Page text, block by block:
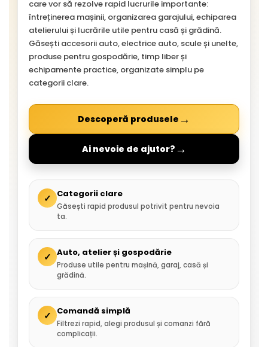
care vor să rezolve rapid lucrurile importante:
întreținerea mașinii, organizarea garajului, echiparea
atelierului și lucrările utile pentru casă și grădină.
Găsești accesorii auto, electrice auto, scule și unelte,
produse pentru gospodărie, timp liber și
echipamente practice, organizate simplu pe
categorii clare.
Descoperă produsele →
Ai nevoie de ajutor? →
✓ Categorii clare
Găsești rapid produsul potrivit pentru nevoia
ta.
✓ Auto, atelier și gospodărie
Produse utile pentru mașină, garaj, casă și
grădină.
✓ Comandă simplă
Filtrezi rapid, alegi produsul și comanzi fără
complicații.